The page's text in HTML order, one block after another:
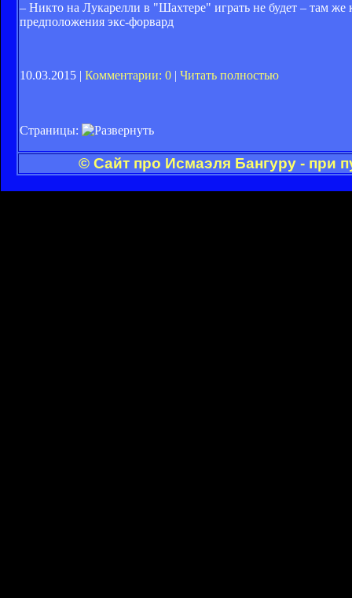
– Никто на Лукарелли в "Шахтере" играть не будет – там же
предположения экс-форвард
10.03.2015 | Комментарии: 0 | Читать полностью
Страницы:
© Сайт про Исмаэля Бангуру - при